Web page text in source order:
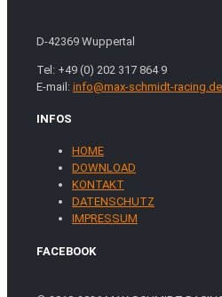
D-42369 Wuppertal
Tel: +49 (0) 202 317 864 9
E-mail: info@max-schmidt-racing.de
INFOS
HOME
DOWNLOAD
KONTAKT
DATENSCHUTZ
IMPRESSUM
FACEBOOK